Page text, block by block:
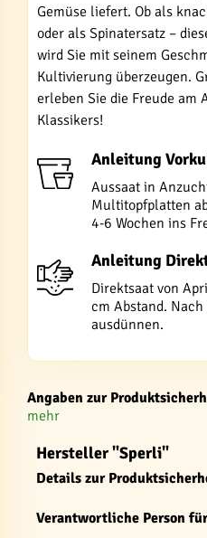
Gemüse liefert. Ob als
oder als Spinatersatz –
wird Sie mit seinem
Kultivierung überzeugen.
erleben Sie die Freude am
Klassikers!
Anleitung
Aussaat in
Multitopfplatten
4-6 Wochen ins
Anleitung
Direktsaat von
cm Abstand.
ausdünnen.
Angaben zur
mehr
Hersteller "Sperli"
Details zur
Verantwortliche Person